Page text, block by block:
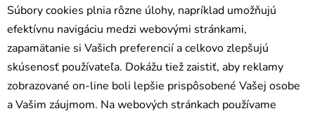
Súbory cookies plnia rôzne úlohy, napríklad umožňujú
efektívnu navigáciu medzi webovými stránkami,
zapamätanie si Vašich preferencií a celkovo zlepšujú
skúsenosť používateľa. Dokážu tiež zaistiť, aby reklamy
zobrazované on-line boli lepšie prispôsobené Vašej osobe
a Vašim záujmom. Na webových stránkach používame